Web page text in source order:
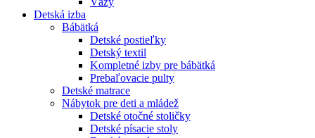
Detská izba
Bábätká
Detské postieľky
Detský textil
Kompletné izby pre bábätká
Prebaľovacie pulty
Detské matrace
Nábytok pre deti a mládež
Detské otočné stoličky
Detské písacie stoly